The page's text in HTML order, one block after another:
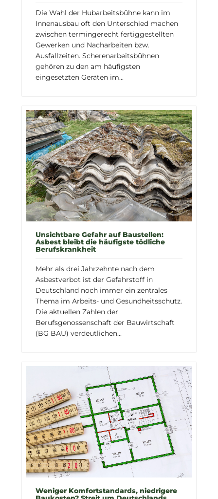
Die Wahl der Hubarbeitsbühne kann im
Innenausbau oft den Unterschied machen
zwischen termingerecht fertiggestellten
Gewerken und Nacharbeiten bzw.
Ausfallzeiten. Scherenarbeitsbühnen
gehören zu den am häufigsten
eingesetzten Geräten im...
Unsichtbare Gefahr auf Baustellen:
Asbest bleibt die häufigste tödliche
Berufskrankheit
Mehr als drei Jahrzehnte nach dem
Asbestverbot ist der Gefahrstoff in
Deutschland noch immer ein zentrales
Thema im Arbeits- und Gesundheitsschutz.
Die aktuellen Zahlen der
Berufsgenossenschaft der Bauwirtschaft
(BG BAU) verdeutlichen...
Weniger Komfortstandards, niedrigere